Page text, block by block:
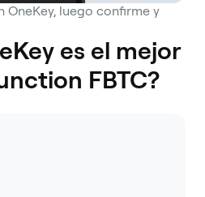
OneKey, luego confirme y
es el mejor
FBTC?